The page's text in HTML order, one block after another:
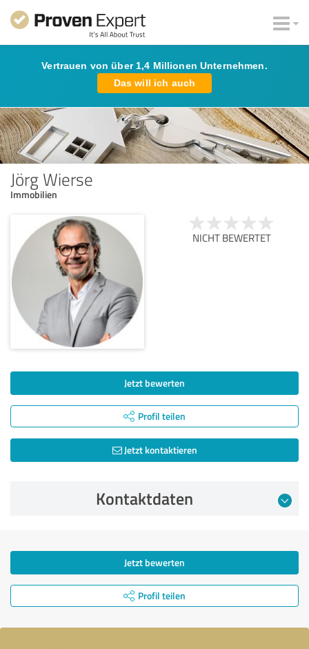
Vertrauen von über 1,4 Millionen Unternehmen.
Das will ich auch
Jörg Wierse
Immobilien
NICHT BEWERTET
Jetzt bewerten
Profil teilen
Jetzt kontaktieren
Kontaktdaten
Jetzt bewerten
Profil teilen